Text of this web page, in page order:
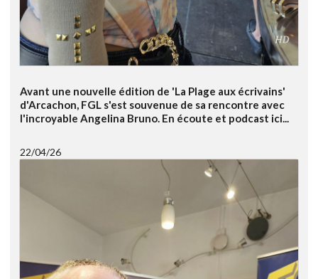
Avant une nouvelle édition de 'La Plage aux écrivains'
d'Arcachon, FGL s'est souvenue de sa rencontre avec
l'incroyable Angelina Bruno. En écoute et podcast ici...
22/04/26